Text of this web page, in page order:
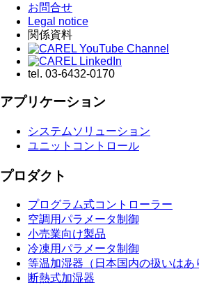
お問合せ
Legal notice
関係資料
tel. 03-6432-0170
アプリケーション
システムソリューション
ユニットコントロール
プロダクト
プログラム式コントローラー
空調用パラメータ制御
小売業向け製品
冷凍用パラメータ制御
等温加湿器（日本国内の扱いはあ
断熱式加湿器